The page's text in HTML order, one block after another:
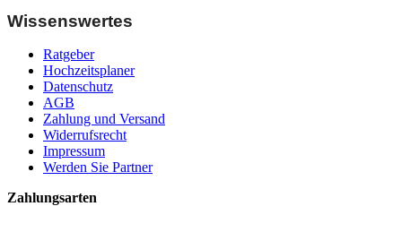
Wissenswertes
Ratgeber
Hochzeitsplaner
Datenschutz
AGB
Zahlung und Versand
Widerrufsrecht
Impressum
Werden Sie Partner
Zahlungsarten